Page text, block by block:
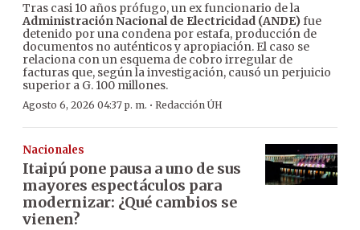
Tras casi 10 años prófugo, un ex funcionario de la
Administración Nacional de Electricidad (ANDE)fue
detenido por una condena por estafa, producción de
documentos no auténticos y apropiación. El caso se
relaciona con un esquema de cobro irregular de
facturas que, según la investigación, causó un perjuicio
superior a G. 100 millones.
Agosto 6, 2026 04:37 p. m. · Redacción ÚH
Nacionales
Itaipú pone pausa a uno de sus
mayores espectáculos para
modernizar: ¿Qué cambios se
vienen?